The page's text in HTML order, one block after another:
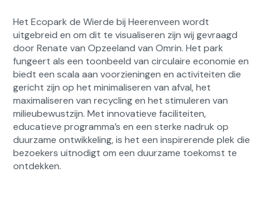
Het Ecopark de Wierde bij Heerenveen wordt
uitgebreid en om dit te visualiseren zijn wij gevraagd
door Renate van Opzeeland van Omrin. Het park
fungeert als een toonbeeld van circulaire economie en
biedt een scala aan voorzieningen en activiteiten die
gericht zijn op het minimaliseren van afval, het
maximaliseren van recycling en het stimuleren van
milieubewustzijn. Met innovatieve faciliteiten,
educatieve programma’s en een sterke nadruk op
duurzame ontwikkeling, is het een inspirerende plek die
bezoekers uitnodigt om een duurzame toekomst te
ontdekken.